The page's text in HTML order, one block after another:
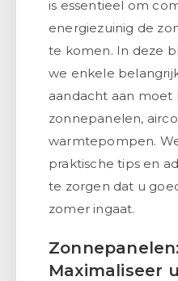
is essentieel om
energiezuinig de
te komen. In deze
we enkele
aandacht aan moet
zonnepanelen,
warmtepompen.
praktische tips en
te zorgen dat u
zomer ingaat.
Zonnepanelen:
Maximaliseer